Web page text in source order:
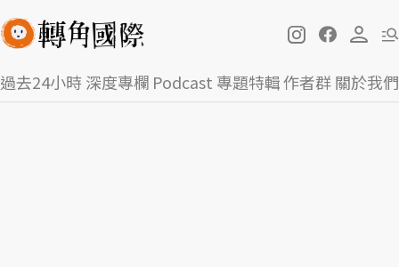
過去24小時深度專欄 Podcast 專題特輯作者群關於我們